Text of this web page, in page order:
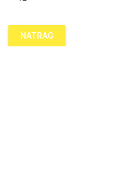
NATRAG